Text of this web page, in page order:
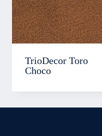
TrioDecor Toro
Choco